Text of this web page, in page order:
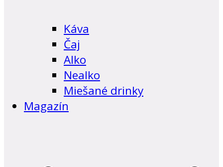
Káva
Čaj
Alko
Nealko
Miešané drinky
Magazín